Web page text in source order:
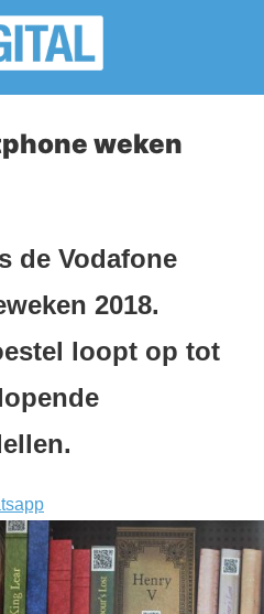
weken
de Vodafone
2018.
loopt op tot